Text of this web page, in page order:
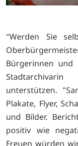
"Werden Sie
Bürgerinnen
Stadtarchivarin
unterstützen.
Plakate, Flyer,
und Bilder.
positiv wie
Freuen würden